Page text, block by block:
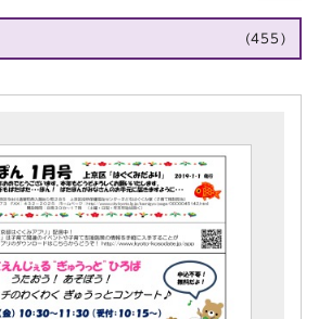
(455)